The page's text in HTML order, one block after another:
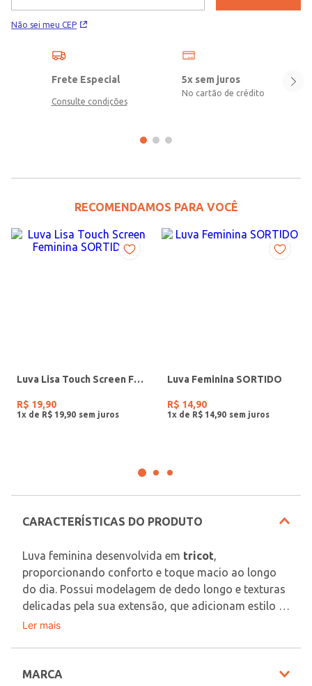
Não sei meu CEP
Frete Especial
Consulte condições
5x sem juros
No cartão de crédito
RECOMENDAMOS PARA VOCÊ
Luva Lisa Touch Screen Feminina SORTIDO
R$ 19,90
1x de R$ 19 90
Luva Feminina SORTIDO
R$ 14,90
1x de R$ 14 90
CARACTERÍSTICAS DO PRODUTO
Luva feminina desenvolvida em tricot
proporcionando conforto e toque macio ao longo
do dia. Possui modelagem de dedo longo e texturas
delicadas pela sua extensão, que adicionam estilo e
praticidade. Apresenta tecnologia touch screen no
Um acessório funcional e elegante, ideal para
Tecido: Tricot
DAS PEÇAS DISPONÍVEIS EM NOSSO ESTOQUE.
Ler mais
MARCA